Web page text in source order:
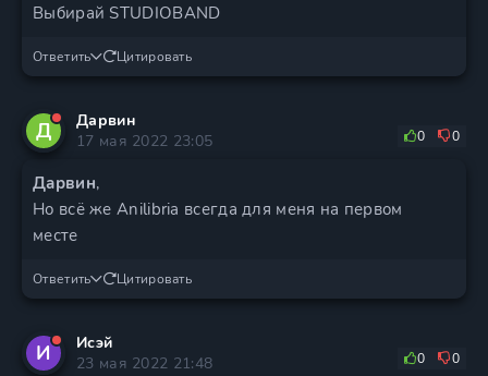
Выбирай STUDIOBAND
Ответить Цитировать
Д
Дарвин
17 мая 2022 23:05
0 0
Дарвин,
Но всё же Anilibria всегда для меня на первом
месте
Ответить Цитировать
И
Исэй
23 мая 2022 21:48
0 0